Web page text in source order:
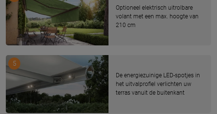
Optioneel elektrisch uitrolbare
volant met een max. hoogte van
210 cm
De energiezuinige LED-spotjes in
het uitvalprofiel verlichten uw
terras vanuit de buitenkant
5